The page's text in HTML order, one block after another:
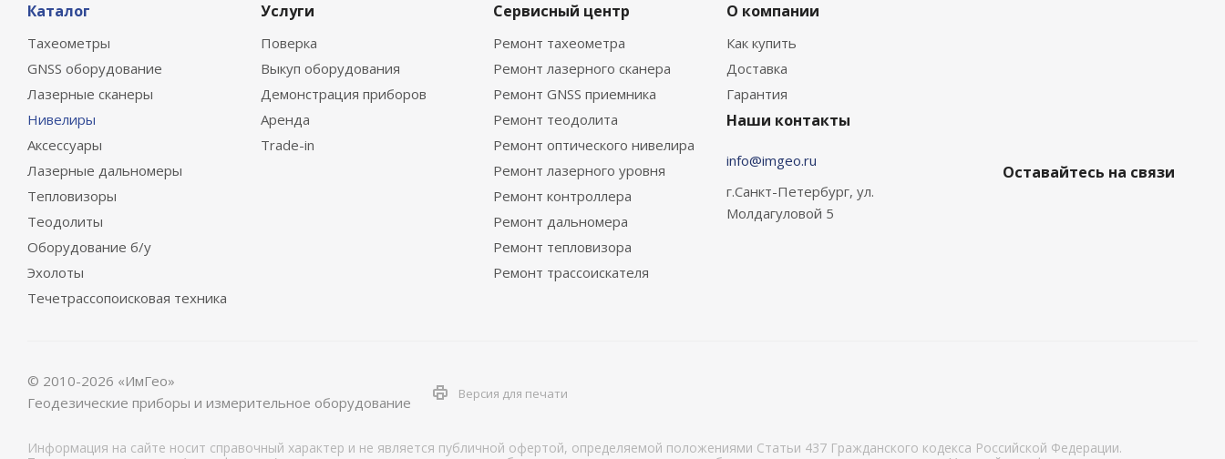
Каталог
Тахеометры
GNSS оборудование
Лазерные сканеры
Нивелиры
Аксессуары
Лазерные дальномеры
Тепловизоры
Теодолиты
Оборудование б/у
Эхолоты
Течетрассопоисковая техника
Услуги
Поверка
Выкуп оборудования
Демонстрация приборов
Аренда
Trade-in
Сервисный центр
Ремонт тахеометра
Ремонт лазерного сканера
Ремонт GNSS приемника
Ремонт теодолита
Ремонт оптического нивелира
Ремонт лазерного уровня
Ремонт контроллера
Ремонт дальномера
Ремонт тепловизора
Ремонт трассоискателя
О компании
Как купить
Доставка
Гарантия
Наши контакты
info@imgeo.ru
г.Санкт-Петербург, ул.
Молдагуловой 5
Оставайтесь на связи
© 2010-2026 «ИмГео»
Геодезические приборы и измерительное оборудование
Версия для печати
Информация на сайте носит справочный характер и не является публичной офертой, определяемой положениями Статьи 437 Гражданского кодекса Российской Федерации.